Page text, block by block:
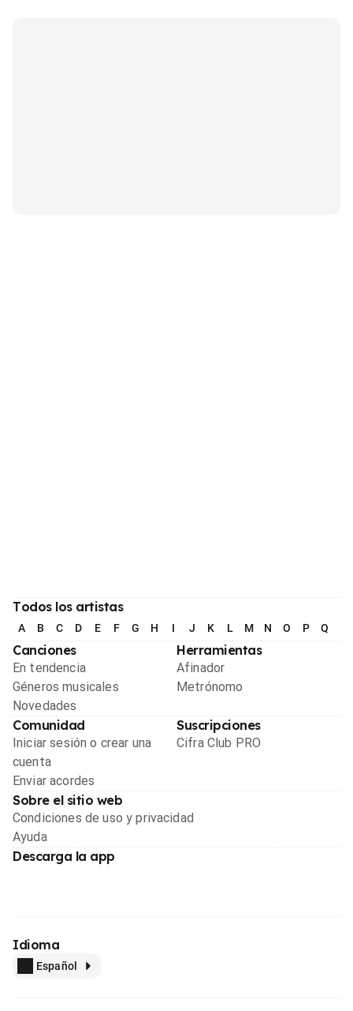
Todos los artistas
A B C D E F G H I J K L M N O P Q
Canciones
En tendencia
Géneros musicales
Novedades
Herramientas
Afinador
Metrónomo
Comunidad
Iniciar sesión o crear una
cuenta
Enviar acordes
Suscripciones
Cifra Club PRO
Sobre el sitio web
Condiciones de uso y privacidad
Ayuda
Descarga la app
Idioma
Español